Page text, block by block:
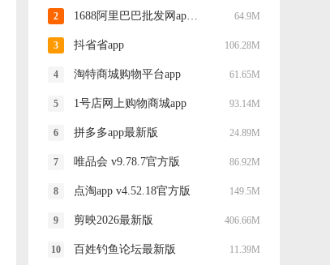
1688阿里巴巴批发网app v12.8.1.0 64.9M
抖省省app 106.28M
淘特商城购物平台app 61.65M
1号店网上购物商城app 93.14M
拼多多app最新版 24.89M
唯品会 v9.78.7官方版 86.92M
点淘app v4.52.18官方版 149.5M
剪映2026最新版 406.66M
百姓钓鱼论坛最新版 11.39M